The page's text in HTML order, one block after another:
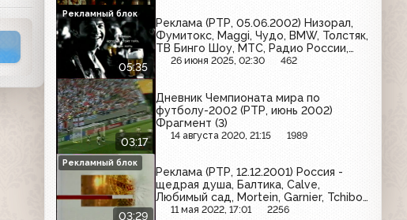
05:35
Реклама (РТР, 05.06.2002) Низорал,
Фумитокс, Maggi, Чудо, BMW, Толстяк,
ТВ Бинго Шоу, МТС, Радио России,
Телфаст, Формула кино, O.b.,
Экстрем, Золотая бочка, Активиа
26 июня 2025, 02:30 462
Рекламный блок
03:17
Дневник Чемпионата мира по
футболу-2002 (РТР, июнь 2002)
Фрагмент (3)
14 августа 2020, 21:15 1989
03:29
Реклама (РТР, 12.12.2001) Россия -
щедрая душа, Балтика, Calve,
Любимый сад, Mortein, Garnier, Tchibo,
Пышка, Патра, Stimorol
11 мая 2022, 17:01 2256
Рекламный блок